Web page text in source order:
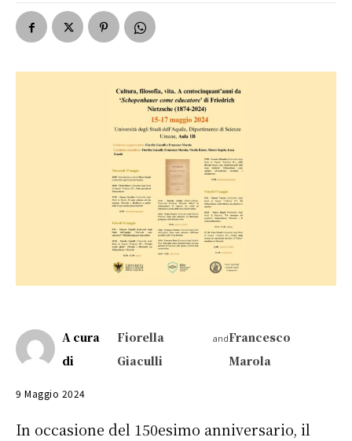
A cura
di
Fiorella
Giaculli
andFrancesco
Marola
9 Maggio 2024
In occasione del 150esimo anniversario, il